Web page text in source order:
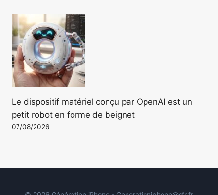
Le dispositif matériel conçu par OpenAI est un
petit robot en forme de beignet
07/08/2026